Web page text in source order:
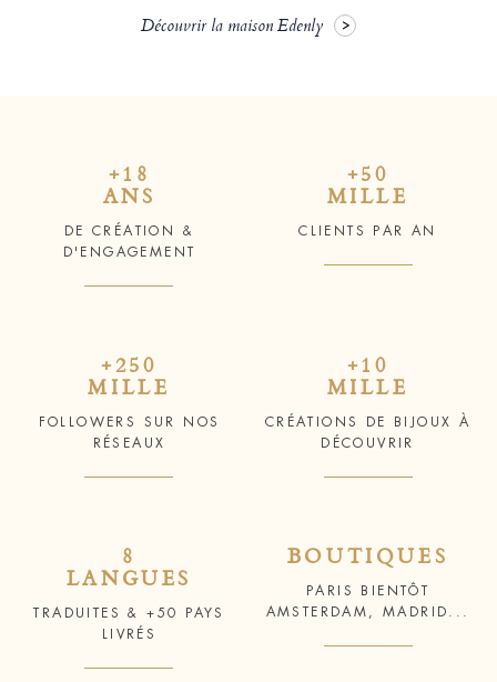
Découvrir la maison Edenly
+18
ANS
DE CRÉATION &
D'ENGAGEMENT
+50
MILLE
CLIENTS PAR AN
+250
MILLE
FOLLOWERS SUR NOS
RÉSEAUX
+10
MILLE
CRÉATIONS DE BIJOUX À
DÉCOUVRIR
8
LANGUES
TRADUITES & +50 PAYS
LIVRÉS
BOUTIQUES
PARIS BIENTÔT
AMSTERDAM, MADRID...